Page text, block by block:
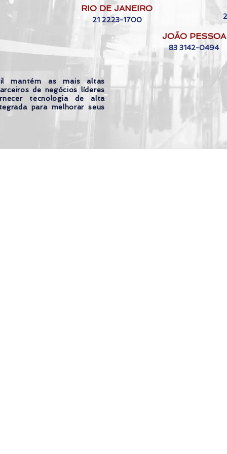
RIO DE JANEIRO
21 2223-1700
JOÃO PESSOA
83 3142-0494
mantém as mais altas
de negócios líderes
tecnologia de alta
para melhorar seus